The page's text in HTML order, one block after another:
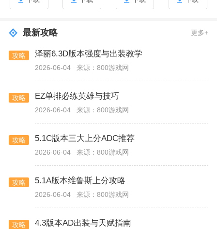
最新攻略 更多+
攻略 泽丽6.3D版本强度与出装教学
2026-06-04 来源：800游戏网
攻略 EZ单排必练英雄与技巧
2026-06-04 来源：800游戏网
攻略 5.1C版本三大上分ADC推荐
2026-06-04 来源：800游戏网
攻略 5.1A版本维鲁斯上分攻略
2026-06-04 来源：800游戏网
攻略 4.3版本AD出装与天赋指南